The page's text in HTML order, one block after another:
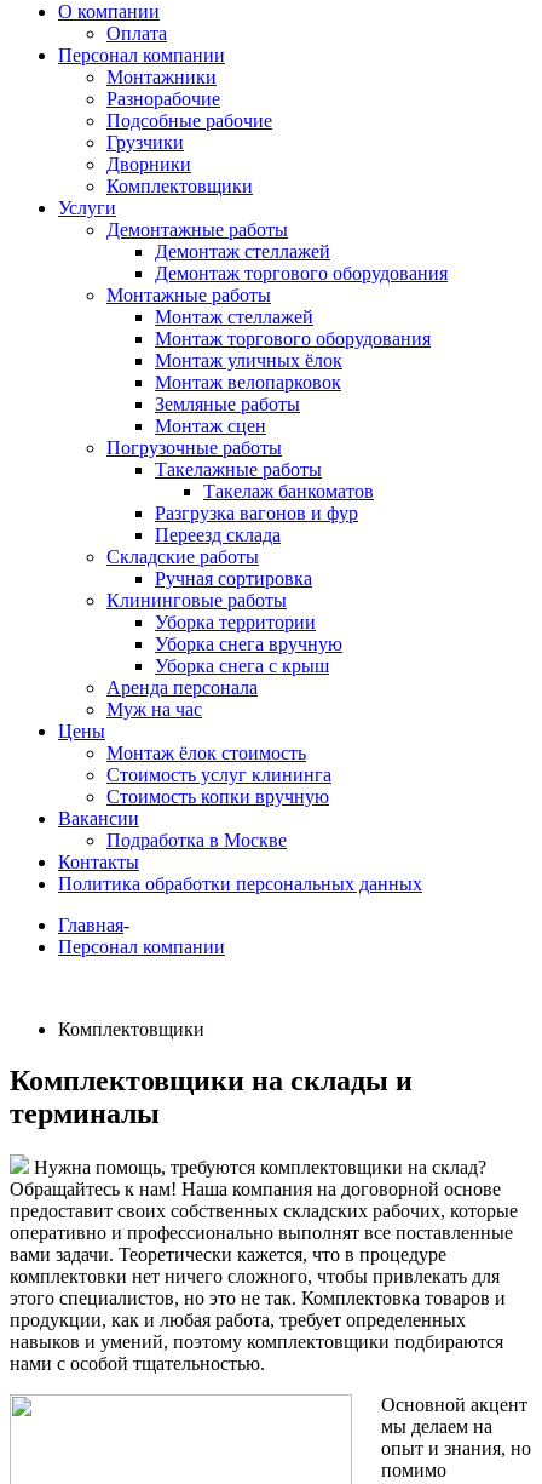
О компании
Оплата
Персонал компании
Монтажники
Разнорабочие
Подсобные рабочие
Грузчики
Дворники
Комплектовщики
Услуги
Демонтажные работы
Демонтаж стеллажей
Демонтаж торгового оборудования
Монтажные работы
Монтаж стеллажей
Монтаж торгового оборудования
Монтаж уличных ёлок
Монтаж велопарковок
Земляные работы
Монтаж сцен
Погрузочные работы
Такелажные работы
Такелаж банкоматов
Разгрузка вагонов и фур
Переезд склада
Складские работы
Ручная сортировка
Клининговые работы
Уборка территории
Уборка снега вручную
Уборка снега с крыш
Аренда персонала
Муж на час
Цены
Монтаж ёлок стоимость
Стоимость услуг клининга
Стоимость копки вручную
Вакансии
Подработка в Москве
Контакты
Политика обработки персональных данных
Главная-
Персонал компании
Комплектовщики
Комплектовщики на склады и
терминалы
Нужна помощь, требуются комплектовщики на склад?
Обращайтесь к нам! Наша компания на договорной основе
предоставит своих собственных складских рабочих, которые
оперативно и профессионально выполнят все поставленные
вами задачи. Теоретически кажется, что в процедуре
комплектовки нет ничего сложного, чтобы привлекать для
этого специалистов, но это не так. Комплектовка товаров и
продукции, как и любая работа, требует определенных
навыков и умений, поэтому комплектовщики подбираются
нами с особой тщательностью.
Основной акцент
мы делаем на
опыт и знания, но
помимо